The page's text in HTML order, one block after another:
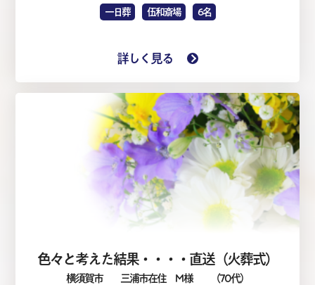
一日葬 伍和斎場 6名
詳しく見る
色々と考えた結果・・・・直送（火葬式）
横須賀市 三浦市在住 M 様 （70代）